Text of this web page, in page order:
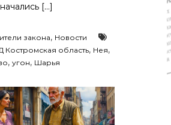
[…]
закона, Новости
Костромская область, Нея,
,угон, Шарья